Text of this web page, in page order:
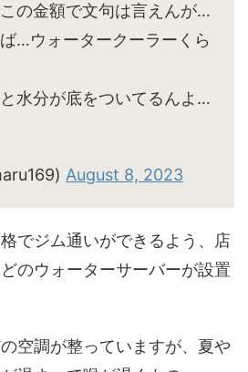
の金額で文句は言えんが…
…ウォータークーラーくら
水分が底をついてるんよ…
August 8, 2023
でジム通いができるよう、店
のウォーターサーバーが設置
空調が整っていますが、夏や